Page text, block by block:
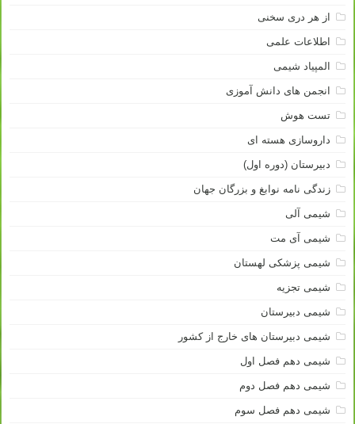
از هر دری سخنی
اطلاعات علمی
المپیاد شیمی
انجمن های دانش آموزی
تست هوش
داروسازی هسته ای
دبیرستان (دوره اول)
زندگی نامه نوابغ و بزرگان جهان
شیمی آلی
شیمی آی مت
شیمی پزشکی لهستان
شیمی تجزیه
شیمی دبیرستان
شیمی دبیرستان های خارج از کشور
شیمی دهم فصل اول
شیمی دهم فصل دوم
شیمی دهم فصل سوم